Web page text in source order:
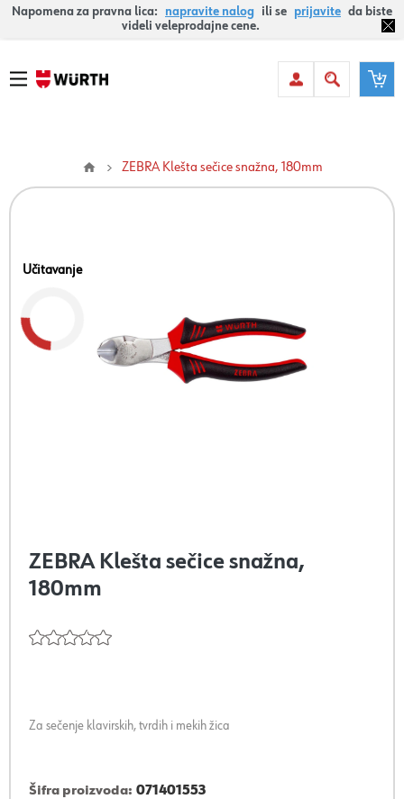
Napomena za pravna lica: napravite nalog ili se prijavite da biste
videli veleprodajne cene.
ZEBRA Klešta sečice snažna, 180mm
Učitavanje
ZEBRA Klešta sečice snažna,
180mm
Za sečenje klavirskih, tvrdih i mekih žica
Šifra proizvoda: 071401553